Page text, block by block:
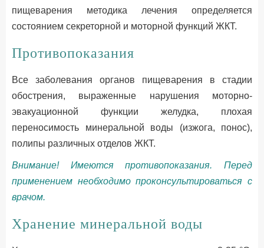
пищеварения методика лечения определяется
состоянием секреторной и моторной функций ЖКТ.
Противопоказания
Все заболевания органов пищеварения в стадии
обострения, выраженные нарушения моторно-
эвакуационной функции желудка, плохая
переносимость минеральной воды (изжога, понос),
полипы различных отделов ЖКТ.
Внимание! Имеются противопоказания. Перед
применением необходимо проконсультироваться с
врачом.
Хранение минеральной воды